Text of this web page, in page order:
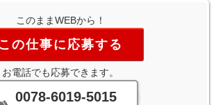
このままWEBから！
この仕事に応募する
お電話でも応募できます。
0078-6019-5015